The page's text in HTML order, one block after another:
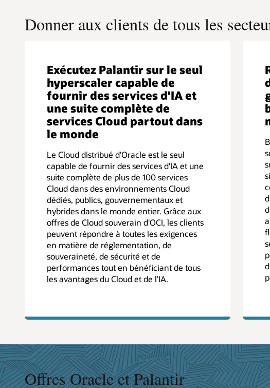
Donner aux clients de tous les
Exécutez Palantir sur le seul
hyperscaler capable de
fournir des services d'IA et
une suite complète de
services Cloud partout dans
le monde
Le Cloud distribué d'Oracle est le seul
capable de fournir des services d'IA et une
suite complète de plus de 100 services
Cloud dans des environnements Cloud
dédiés, publics, gouvernementaux et
hybrides dans le monde entier. Grâce aux
offres de Cloud souverain d'OCI, les clients
peuvent répondre à toutes les exigences
en matière de réglementation, de
souveraineté, de sécurité et de
performances tout en bénéficiant de tous
les avantages du Cloud et de l'IA.
Offres Oracle et Palantir